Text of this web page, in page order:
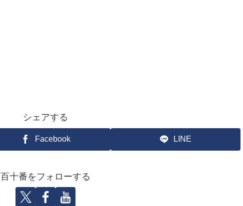
シェアする
Facebook LINE
百十番をフォローする